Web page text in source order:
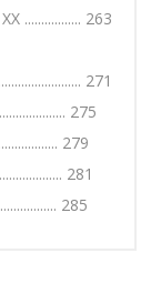
................. 263
271
275
279
281
285